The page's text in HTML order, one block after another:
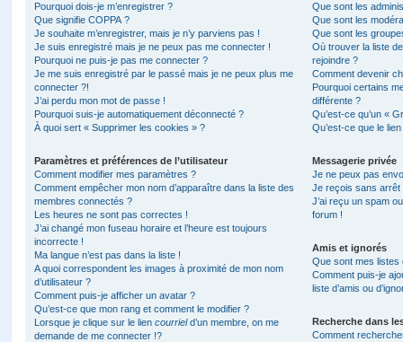
Pourquoi dois-je m’enregistrer ?
Que signifie COPPA ?
Je souhaite m’enregistrer, mais je n’y parviens pas !
Je suis enregistré mais je ne peux pas me connecter !
Pourquoi ne puis-je pas me connecter ?
Je me suis enregistré par le passé mais je ne peux plus me
connecter ?!
J’ai perdu mon mot de passe !
Pourquoi suis-je automatiquement déconnecté ?
À quoi sert « Supprimer les cookies » ?
Paramètres et préférences de l’utilisateur
Comment modifier mes paramètres ?
Comment empêcher mon nom d’apparaître dans la liste des
membres connectés ?
Les heures ne sont pas correctes !
J’ai changé mon fuseau horaire et l’heure est toujours
incorrecte !
Ma langue n’est pas dans la liste !
A quoi correspondent les images à proximité de mon nom
d’utilisateur ?
Comment puis-je afficher un avatar ?
Qu’est-ce que mon rang et comment le modifier ?
Lorsque je clique sur le lien courrield’un membre, on me
demande de me connecter !?
Que sont les
Que sont les
Que sont les
Où trouver la liste
rejoindre ?
Comment devenir
Pourquoi certains
différente ?
Qu’est-ce qu’un «
Qu’est-ce que le
Messagerie privée
Je ne peux pas
Je reçois sans arrêt
J’ai reçu un spam
forum !
Amis et ignorés
Que sont mes listes
Comment puis-je
liste d’amis ou
Recherche dans
Comment